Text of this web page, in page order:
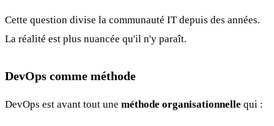
Cette question divise la communauté IT depuis des années.
La réalité est plus nuancée qu'il n'y paraît.
DevOps comme méthode
DevOps est avant tout une méthode organisationnelle qui :